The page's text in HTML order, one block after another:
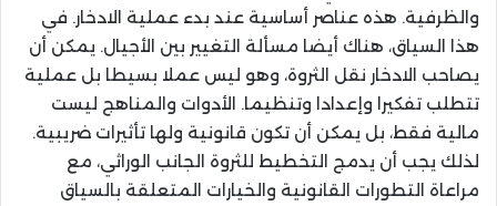
والظرفية. هذه عناصر أساسية عند بدء عملية الادخار. في
هذا السياق، هناك أيضا مسألة التغيير بين الأجيال. يمكن أن
يصاحب الادخار نقل الثروة، وهو ليس عملا بسيطا بل عملية
تتطلب تفكيرا وإعدادا وتنظيما. الأدوات والمناهج ليست
مالية فقط، بل يمكن أن تكون قانونية ولها تأثيرات ضريبية.
لذلك يجب أن يدمج التخطيط للثروة الجانب الوراثي، مع
مراعاة التطورات القانونية والخيارات المتعلقة بالسياق